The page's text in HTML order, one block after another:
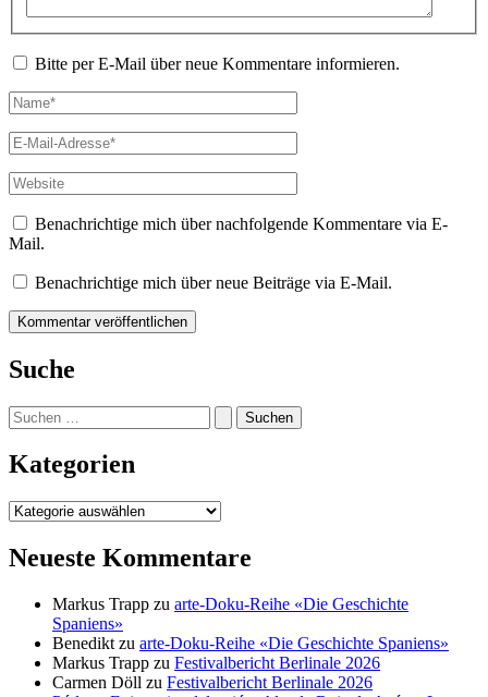
Bitte per E-Mail über neue Kommentare informieren.
Name*
E-
Mail-
Adresse*
Website
Benachrichtige mich über nachfolgende Kommentare via E-
Mail.
Benachrichtige mich über neue Beiträge via E-Mail.
Suche
Suchen
nach:
Kategorien
Kategorien
Neueste Kommentare
Markus Trapp zu arte-Doku-Reihe «Die Geschichte
Spaniens»
Benedikt zu arte-Doku-Reihe «Die Geschichte Spaniens»
Markus Trapp zu Festivalbericht Berlinale 2026
Carmen Döll zu Festivalbericht Berlinale 2026